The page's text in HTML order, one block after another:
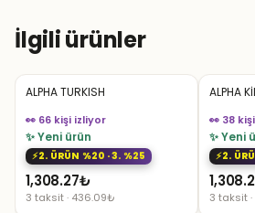
İlgili ürünler
ALPHA TURKISH
👀 66 kişi izliyor
✨ Yeni ürün
2. ÜRÜN %20 · 3. %25
1,308.27₺
3 taksit · 436.09₺
ALPHA
👀 38
✨ Yeni
2.
3 taksit